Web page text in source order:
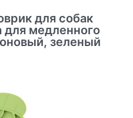
для собак
медленного
зеленый